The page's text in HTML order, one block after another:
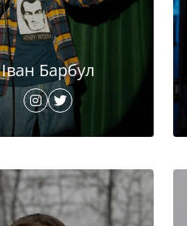
Іван Барбул